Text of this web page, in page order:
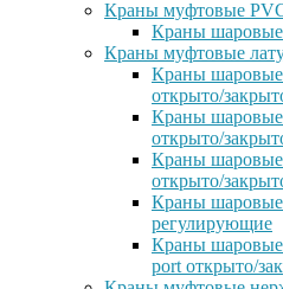
Краны муфтовые
Краны шаровые
Краны муфтовые
Краны шаровые
открыто/
Краны шаровые
открыто/
Краны шаровые
открыто/
Краны шаровые
регулирующие
Краны шаровые
port открыто/